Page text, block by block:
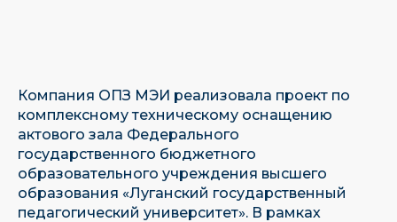
Компания ОПЗ МЭИ реализовала проект по
комплексному техническому оснащению
актового зала Федерального
государственного бюджетного
образовательного учреждения высшего
образования «Луганский государственный
педагогический университет». В рамках